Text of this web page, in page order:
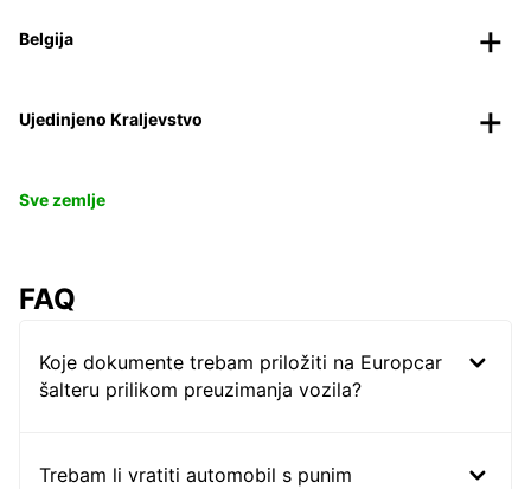
Belgija
Ujedinjeno Kraljevstvo
Sve zemlje
FAQ
Koje dokumente trebam priložiti na Europcar
šalteru prilikom preuzimanja vozila?
Trebam li vratiti automobil s punim